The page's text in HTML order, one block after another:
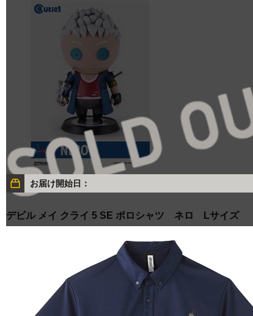
お届け開始日：
デビル メイ クライ 5 SE ポロシャツ ネロ Lサイズ